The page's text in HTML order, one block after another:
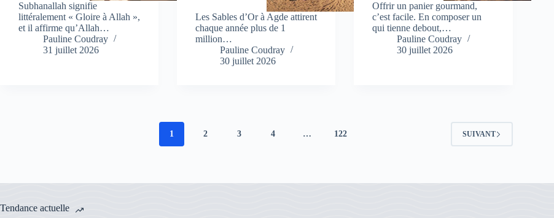
Subhanallah signifie
littéralement « Gloire à Allah »,
et il affirme qu’Allah…
Pauline Coudray
31 juillet 2026
Les Sables d’Or à Agde attirent
chaque année plus de 1
million…
Pauline Coudray
30 juillet 2026
Offrir un panier gourmand,
c’est facile. En composer un
qui tienne debout,…
Pauline Coudray
30 juillet 2026
1 2 3 4 … 122 SUIVANT
Tendance actuelle